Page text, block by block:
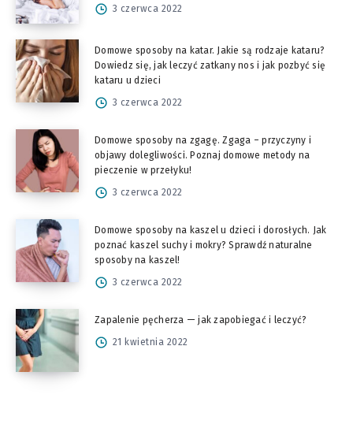
3 czerwca 2022
Domowe sposoby na katar. Jakie są rodzaje kataru?
Dowiedz się, jak leczyć zatkany nos i jak pozbyć się
kataru u dzieci
3 czerwca 2022
Domowe sposoby na zgagę. Zgaga – przyczyny i
objawy dolegliwości. Poznaj domowe metody na
pieczenie w przełyku!
3 czerwca 2022
Domowe sposoby na kaszel u dzieci i dorosłych. Jak
poznać kaszel suchy i mokry? Sprawdź naturalne
sposoby na kaszel!
3 czerwca 2022
Zapalenie pęcherza — jak zapobiegać i leczyć?
21 kwietnia 2022